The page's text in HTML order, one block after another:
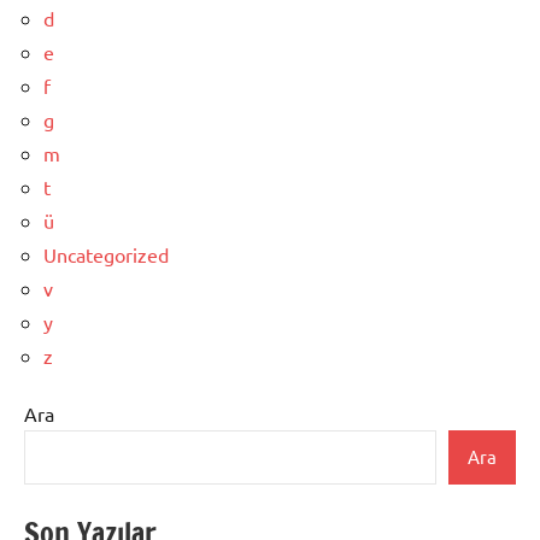
d
e
f
g
m
t
ü
Uncategorized
v
y
z
Ara
Ara